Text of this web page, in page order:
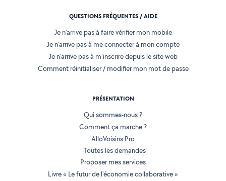
QUESTIONS FRÉQUENTES / AIDE
Je n'arrive pas à faire vérifier mon mobile
Je n'arrive pas à me connecter à mon compte
Je n'arrive pas à m'inscrire depuis le site web
Comment réinitialiser / modifier mon mot de passe
PRÉSENTATION
Qui sommes-nous ?
Comment ça marche ?
AlloVoisins Pro
Toutes les demandes
Proposer mes services
Livre « Le futur de l'économie collaborative »